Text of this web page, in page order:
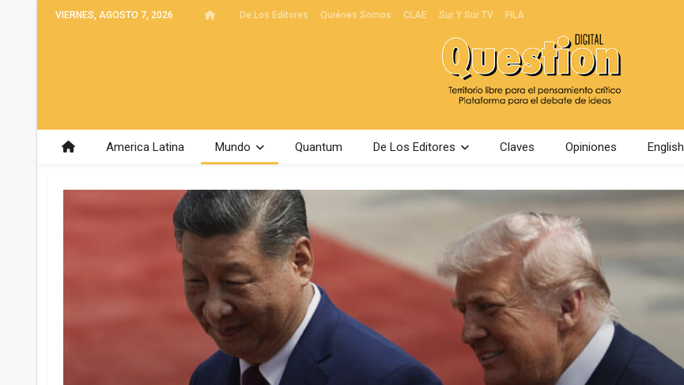
VIERNES, AGOSTO 7, 2026 De Los Editores Quiénes Somos CLAE Sur Y Sur TV FILA
America Latina Mundo Quantum De Los Editores Claves Opiniones English